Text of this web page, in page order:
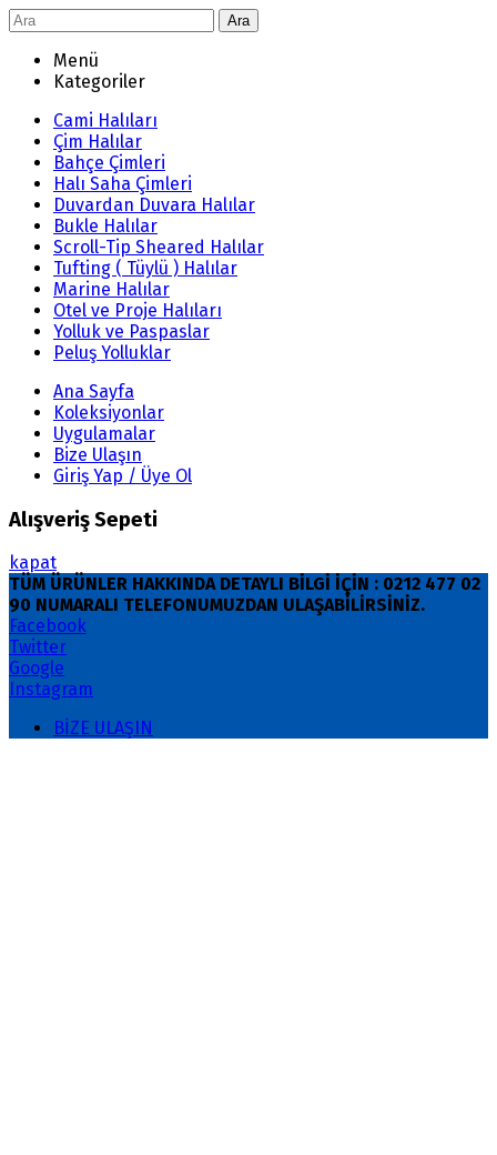
Ara
Menü
Kategoriler
Cami Halıları
Çim Halılar
Bahçe Çimleri
Halı Saha Çimleri
Duvardan Duvara Halılar
Bukle Halılar
Scroll-Tip Sheared Halılar
Tufting ( Tüylü ) Halılar
Marine Halılar
Otel ve Proje Halıları
Yolluk ve Paspaslar
Peluş Yolluklar
Ana Sayfa
Koleksiyonlar
Uygulamalar
Bize Ulaşın
Giriş Yap / Üye Ol
Alışveriş Sepeti
kapat
TÜM ÜRÜNLER HAKKINDA DETAYLI BİLGİ İÇİN : 0212 477 02
90 NUMARALI TELEFONUMUZDAN ULAŞABİLİRSİNİZ.
Facebook
Twitter
Google
Instagram
BİZE ULAŞIN